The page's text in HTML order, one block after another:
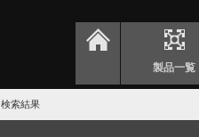
製品一覧
検索結果